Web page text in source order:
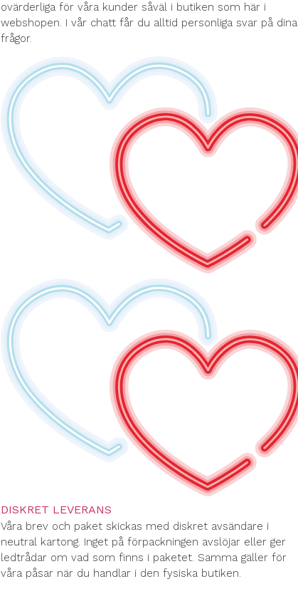
ovärderliga för våra kunder såväl i butiken som här i
webshopen. I vår chatt får du alltid personliga svar på dina
frågor.
DISKRET LEVERANS
Våra brev och paket skickas med diskret avsändare i
neutral kartong. Inget på förpackningen avslöjar eller ger
ledtrådar om vad som finns i paketet. Samma gäller för
våra påsar när du handlar i den fysiska butiken.